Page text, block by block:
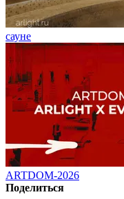
сауне
ARTDOM-2026
Поделиться